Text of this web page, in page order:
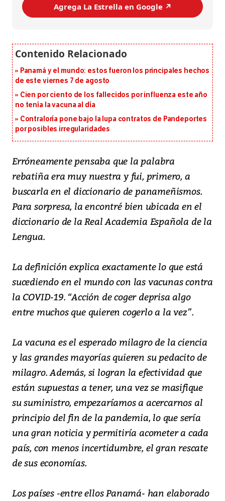
Agrega La Estrella en Google ↗️
Panamá y el mundo: estos fueron los principales hechos
de este viernes 7 de agosto
Cien por ciento de los fallecidos por influenza este año
no tenía la vacuna al día
Contraloría pone bajo la lupa contratos de Pandeportes
por posibles irregularidades
Erróneamente pensaba que la palabra
rebatiña era muy nuestra y fui, primero, a
buscarla en el diccionario de panameñismos.
Para sorpresa, la encontré bien ubicada en el
diccionario de la Real Academia Española de la
Lengua.
La definición explica exactamente lo que está
sucediendo en el mundo con las vacunas contra
la COVID-19. “Acción de coger deprisa algo
entre muchos que quieren cogerlo a la vez”.
La vacuna es el esperado milagro de la ciencia
y las grandes mayorías quieren su pedacito de
milagro. Además, si logran la efectividad que
están supuestas a tener, una vez se masifique
su suministro, empezaríamos a acercarnos al
principio del fin de la pandemia, lo que sería
una gran noticia y permitiría acometer a cada
país, con menos incertidumbre, el gran rescate
de sus economías.
Los países -entre ellos Panamá- han elaborado